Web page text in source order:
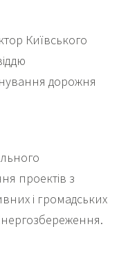
Київського
дорожня
проектів з
і громадських